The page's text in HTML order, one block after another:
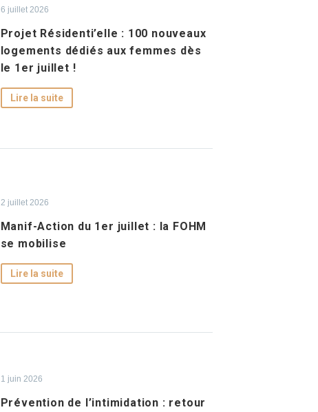
6 juillet 2026
Projet Résidenti’elle : 100 nouveaux
logements dédiés aux femmes dès
le 1er juillet !
Lire la suite
2 juillet 2026
Manif-Action du 1er juillet : la FOHM
se mobilise
Lire la suite
1 juin 2026
Prévention de l’intimidation : retour